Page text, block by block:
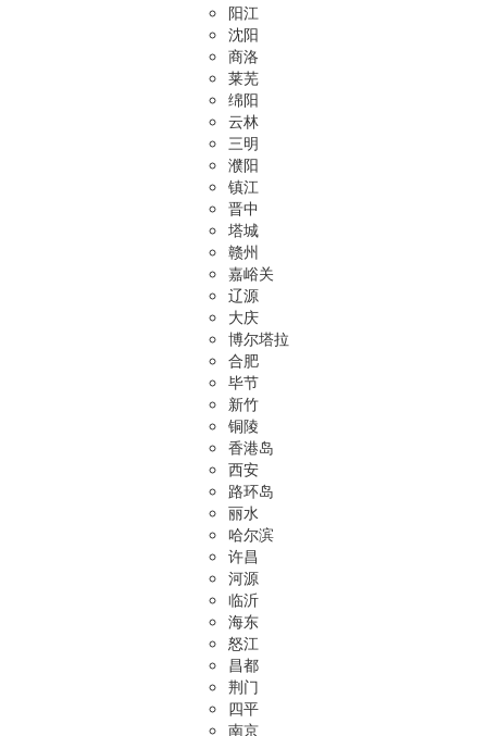
阳江
沈阳
商洛
莱芜
绵阳
云林
三明
濮阳
镇江
晋中
塔城
赣州
嘉峪关
辽源
大庆
博尔塔拉
合肥
毕节
新竹
铜陵
香港岛
西安
路环岛
丽水
哈尔滨
许昌
河源
临沂
海东
怒江
昌都
荆门
四平
南京